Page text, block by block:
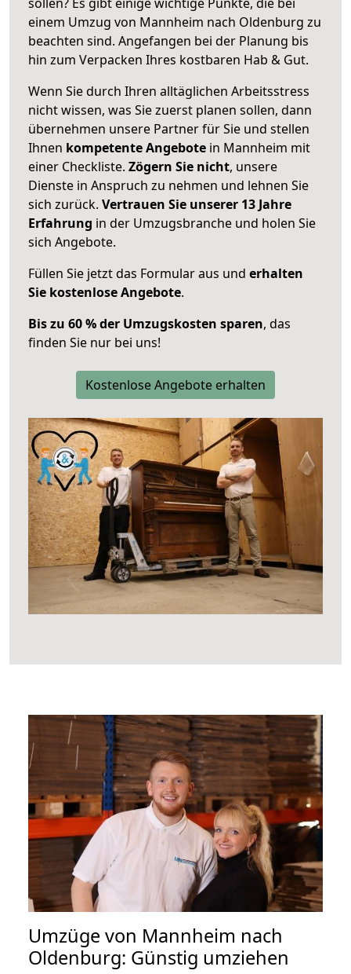
einem Umzug von Mannheim nach Oldenburg zu
beachten sind. Angefangen bei der Planung bis
hin zum Verpacken Ihres kostbaren Hab & Gut.
Wenn Sie durch Ihren alltäglichen Arbeitsstress
nicht wissen, was Sie zuerst planen sollen, dann
übernehmen unsere Partner für Sie und stellen
Ihnen kompetente Angebote in Mannheim mit
einer Checkliste. Zögern Sie nicht, unsere
Dienste in Anspruch zu nehmen und lehnen Sie
sich zurück. Vertrauen Sie unserer 13 Jahre
Erfahrung in der Umzugsbranche und holen Sie
sich Angebote.
Füllen Sie jetzt das Formular aus und erhalten
Sie kostenlose Angebote.
Bis zu 60 % der Umzugskosten sparen, das
finden Sie nur bei uns!
Kostenlose Angebote erhalten
Umzüge von Mannheim nach
Oldenburg: Günstig umziehen